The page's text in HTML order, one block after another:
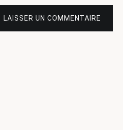
LAISSER UN COMMENTAIRE